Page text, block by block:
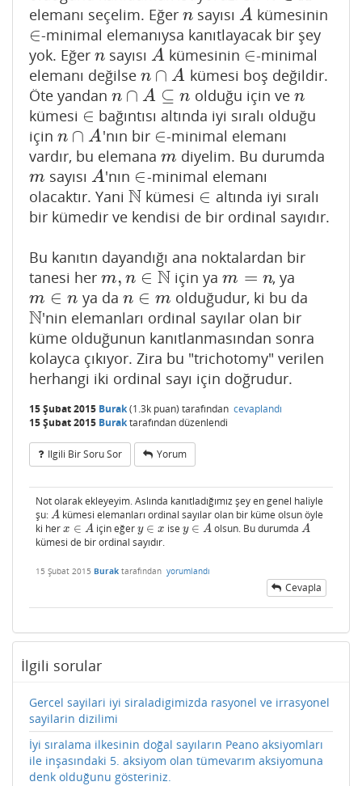
elemanı seçelim. Eğer n
nsayısı A
A kümesinin
∈
∈-minimal elemanıysa kanıtlayacak bir şey
yok. Eğer n
nsayısı A
A kümesinin ∈
∈-minimal
elemanı değilse n ∩ A
n∩A
kümesi boş değildir.
Öte yandan n ∩ A ⊆ n
n∩A ⊆n olduğu için ve n
n
kümesi ∈
∈ bağıntısı altında iyi sıralı olduğu
için n ∩ A
n∩A 'nın bir ∈
∈-minimal elemanı
vardır, bu elemana m
m diyelim. Bu durumda
m
m sayısıA
A 'nın ∈
∈-minimal elemanı
olacaktır. Yani N
N kümesi ∈
∈ altında iyi sıralı
bir kümedir ve kendisi de bir ordinal sayıdır.
Bu kanıtın dayandığı ana noktalardan bir
tanesi her m, n ∈ N
m,n∈ N için yam = n
m= n , ya
m ∈ n
m∈n ya da n ∈ m
n∈m olduğudur, ki bu da
N
N'nin elemanları ordinal sayılar olan bir
küme olduğunun kanıtlanmasından sonra
kolayca çıkıyor. Zira bu "trichotomy" verilen
herhangi iki ordinal sayı için doğrudur.
15 Şubat 2015 Burak(1.3k puan) tarafından cevaplandı
15 Şubat 2015 Buraktarafındandüzenlendi
Ilgili Bir Soru Sor Yorum
Not olarak ekleyeyim. Aslında kanıtladığımız şey en genel haliyle
şu: A
A kümesi elemanları ordinal sayılar olan bir küme olsun öyle
ki her x ∈ A
x∈A için eğer y ∈ x
y∈x ise y ∈ A
y∈A olsun. Bu durumdaA
A
kümesi de bir ordinal sayıdır.
15 Şubat 2015 Burak tarafından yorumlandı
Cevapla
İlgili sorular
Gercel sayilari iyi siraladigimizda rasyonel ve irrasyonel
sayilarin dizilimi
İyi sıralama ilkesinin doğal sayıların Peano aksiyomları
ile inşasındaki 5. aksiyom olan tümevarım aksiyomuna
denk olduğunu gösteriniz.